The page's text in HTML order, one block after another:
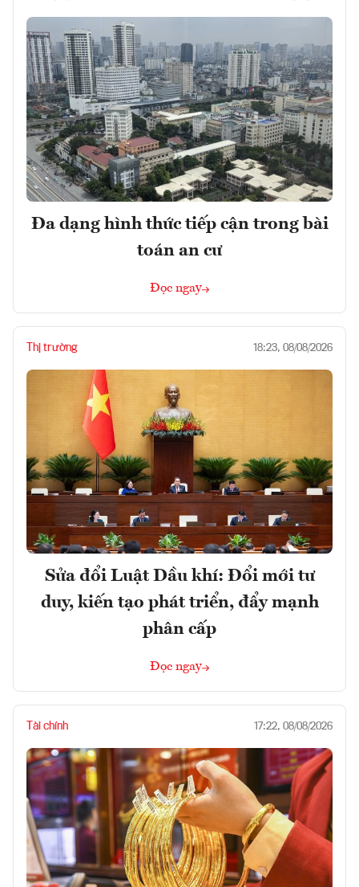
Đa dạng hình thức tiếp cận trong bài
toán an cư
Đọc ngay
Thị trường 18:23, 08/08/2026
Sửa đổi Luật Dầu khí: Đổi mới tư
duy, kiến tạo phát triển, đẩy mạnh
phân cấp
Đọc ngay
Tài chính 17:22, 08/08/2026